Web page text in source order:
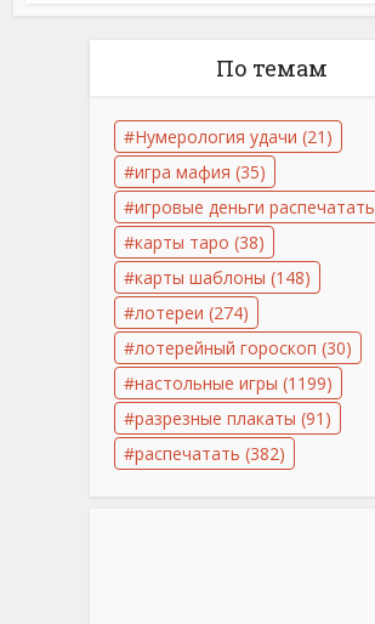
По темам
Нумерология удачи (21)
игра мафия (35)
игровые деньги распечатать
карты таро (38)
карты шаблоны (148)
лотереи (274)
лотерейный гороскоп (30)
настольные игры (1199)
разрезные плакаты (91)
распечатать (382)